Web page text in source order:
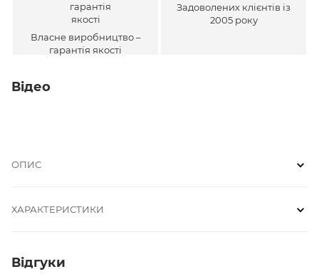
Власне виробництво –
гарантія якості
Задоволених клієнтів із
2005 року
Відео
ОПИС
ХАРАКТЕРИСТИКИ
Відгуки